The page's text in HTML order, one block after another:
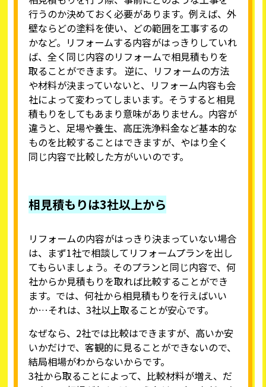
行うのか決めておく必要があります。例えば、外
壁ならどの塗料を使い、どの範囲を工事するの
かなど。リフォームする内容がはっきりしていれ
ば、全く同じ内容のリフォームで相見積もりを
取ることができます。 逆に、リフォームの方法
や材料が決まっていないと、リフォーム内容も会
社によって変わってしまいます。そうすると相見
積もりをしてもあまり意味がありません。内容が
違うと、足場や養生、高圧洗浄料金など基本的な
ものを比較することはできますが、やはり全く
同じ内容で比較した方がいいのです。
相見積もりは3社以上から
リフォームの内容がはっきり決まっていない場合
は、まず1社で相談してリフォームプランを出し
てもらいましょう。そのプランと同じ内容で、何
社からか見積もりを取れば比較することができ
ます。では、何社から相見積もりを行えばいい
か…それは、3社以上取ることが安心です。
なぜなら、2社では比較はできますが、高いか安
いかだけで、客観的に見ることができないので、
結局相場がわからないからです。
3社から取ることによって、比較材料が増え、だ